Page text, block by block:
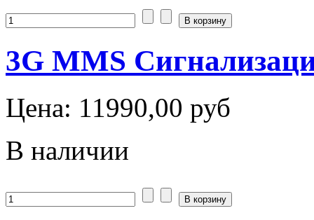
3G MMS
Цена: 11990,00 руб
В наличии